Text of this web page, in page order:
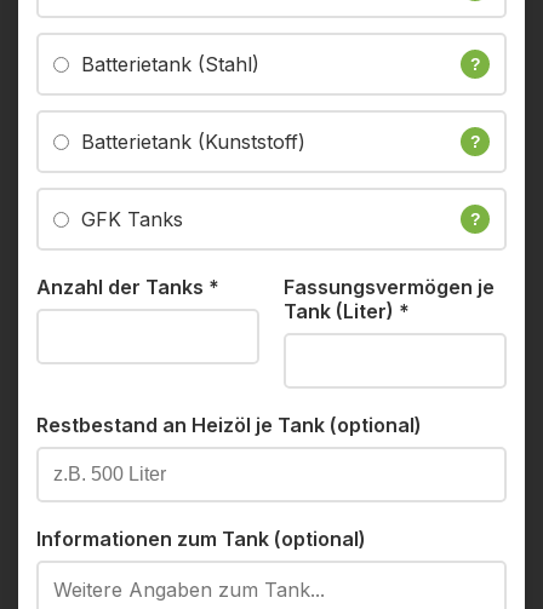
Batterietank (Stahl) ?
Batterietank (Kunststoff) ?
GFK Tanks ?
Anzahl der Tanks *
Fassungsvermögen je
Tank (Liter) *
Restbestand an Heizöl je Tank (optional)
Informationen zum Tank (optional)